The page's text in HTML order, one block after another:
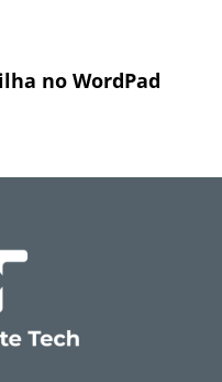
no WordPad